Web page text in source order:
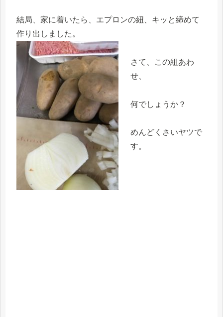
結局、家に着いたら、エプロンの紐、キッと締めて
作り出しました。
さて、この組あわ
せ、
何でしょうか？
めんどくさいヤツで
す。